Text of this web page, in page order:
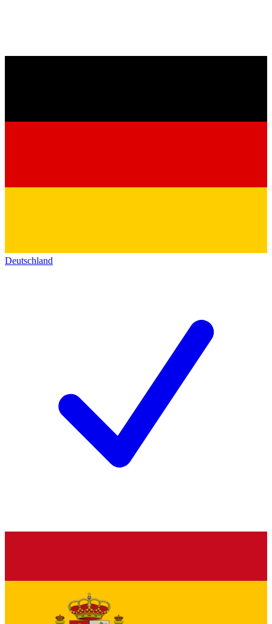
Deutschland